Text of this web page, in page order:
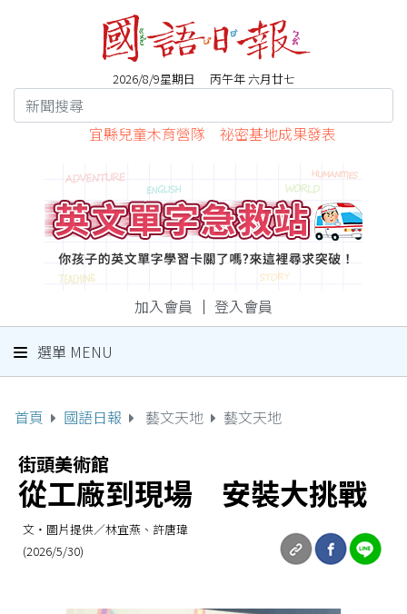
2026/8/9星期日 丙午年 六月廿七
宜縣兒童木育營隊 祕密基地成果發表
加入會員 ｜ 登入會員
選單 MENU
首頁 國語日報 藝文天地 藝文天地
街頭美術館
從工廠到現場 安裝大挑戰
文‧圖片提供／林宜燕、許唐瑋
(2026/5/30)